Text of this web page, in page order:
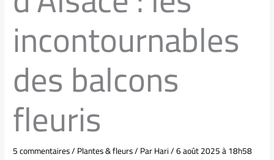
incontournables
des balcons
fleuris
5 commentaires/Plantes & fleurs/ ParHari/6 août 2025 à 18h58